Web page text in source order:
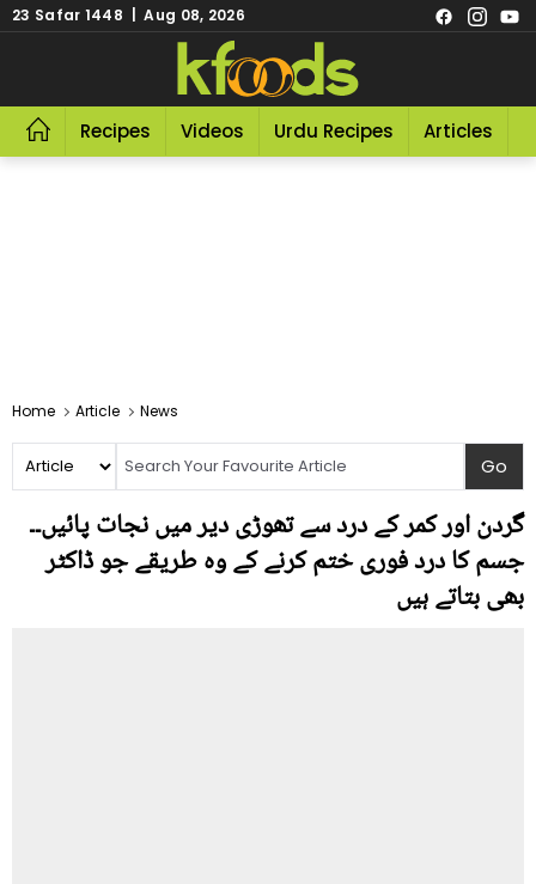
23 Safar 1448 | Aug 08, 2026
Recipes Videos Urdu Recipes Articles
Home Article News
گردن اور کمر کے درد سے تھوڑی دیر میں نجات پائیں۔۔
جسم کا درد فوری ختم کرنے کے وہ طریقے جو ڈاکٹر
بھی بتاتے ہیں